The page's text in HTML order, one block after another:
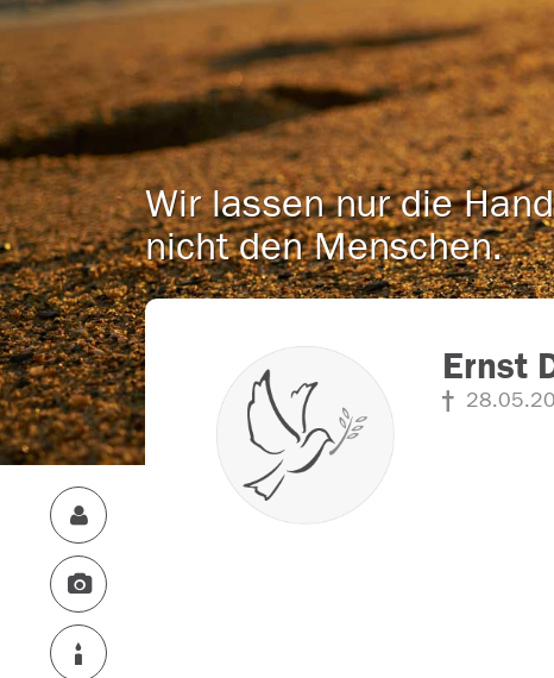
Wir lassen nur die
nicht den Menschen.
Ernst